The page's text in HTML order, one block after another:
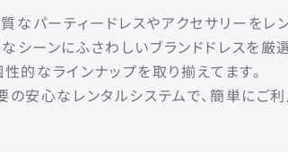
パーティードレスやアクセサリーをレン
シーンにふさわしいブランドドレスを厳選
的なラインナップを取り揃えてます。
安心なレンタルシステムで、簡単にご利